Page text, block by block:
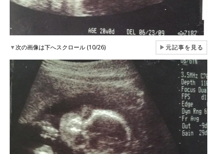
▼次の画像は下へスクロール (10/26) ▶元記事を見る